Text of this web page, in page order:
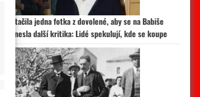
Stačila jedna fotka z dovolené, aby se na Babiše
snesla další kritika: Lidé spekulují, kde se koupe